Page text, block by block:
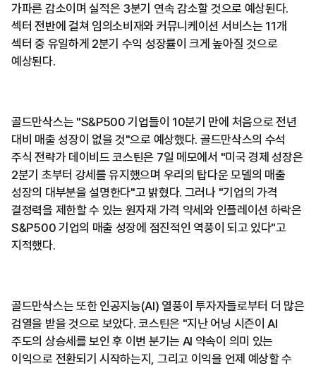
가파른 감소이며 실적은 3분기 연속 감소할 것으로 예상된다.
섹터 전반에 걸쳐 임의소비재와 커뮤니케이션 서비스는 11개
섹터 중 유일하게 2분기 수익 성장률이 크게 높아질 것으로
예상된다.
골드만삭스는 "S&P500 기업들이 10분기 만에 처음으로 전년
대비 매출 성장이 없을 것"으로 예상했다. 골드만삭스의 수석
주식 전략가 데이비드 코스틴은 7일 메모에서 "미국 경제 성장은
2분기 초부터 강세를 유지했으며 우리의 탑다운 모델의 매출
성장의 대부분을 설명한다"고 밝혔다. 그러나 "기업의 가격
결정력을 제한할 수 있는 원자재 가격 약세와 인플레이션 하락은
S&P500 기업의 매출 성장에 점진적인 역풍이 되고 있다"고
지적했다.
골드만삭스는 또한 인공지능(AI) 열풍이 투자자들로부터 더 많은
검열을 받을 것으로 보았다. 코스틴은 "지난 어닝 시즌이 AI
주도의 상승세를 보인 후 이번 분기는 AI 약속이 의미 있는
이익으로 전환되기 시작하는지, 그리고 이익을 언제 예상할 수